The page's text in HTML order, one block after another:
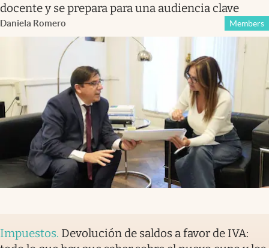
docente y se prepara para una audiencia clave
Daniela Romero Members
Impuestos. Devolución de saldos a favor de IVA: